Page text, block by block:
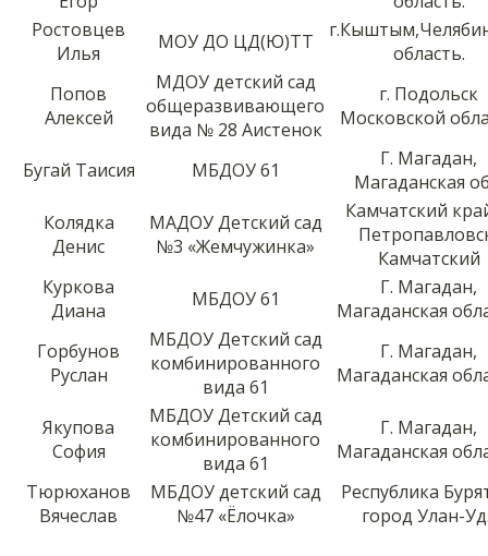
Ростовцев
Илья
МОУ ДО ЦД(Ю)ТТ
область.
Попов
Алексей
МДОУ детский сад
общеразвивающего
вида № 28 Аистенок
г. Подольск
Московской
Бугай Таисия МБДОУ 61
Г. Магадан,
Магаданская
Колядка
Денис
МАДОУ Детский сад
№3 «Жемчужинка»
Камчатский
Камчатский
Куркова
Диана
МБДОУ 61
Г. Магадан,
Магаданская
Горбунов
Руслан
МБДОУ Детский сад
комбинированного
вида 61
Г. Магадан,
Магаданская
Якупова
София
МБДОУ Детский сад
комбинированного
вида 61
Г. Магадан,
Магаданская
Тюрюханов
Вячеслав
МБДОУ детский сад
№47 «Ёлочка»
Республика
город Улан-